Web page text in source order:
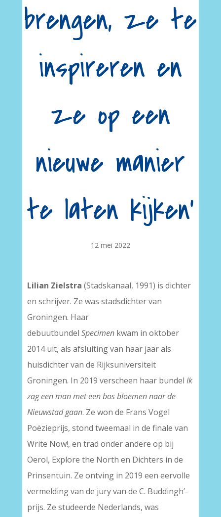
brengen, ze te
inspireren en
ze op een
nieuwe manier
te laten kijken’
12 mei 2022
Lilian Zielstra (Stadskanaal, 1991) is dichter
en schrijver. Ze was stadsdichter van
Groningen. Haar
debuutbundel Specimenkwam in oktober
2014 uit, als afsluiting van haar jaar als
huisdichter van de Rijksuniversiteit
Groningen. In 2019 verscheen haar bundel Ik
zag een man met een bos bloemen naar de
Nieuwstad gaan. Ze won de Frans Vogel
Poëzieprijs, stond tweemaal in de finale van
Write Now!, en trad onder andere op bij
Oerol, Explore the North en Dichters in de
Prinsentuin. Ze ontving in 2019 een eervolle
vermelding van de jury van de C. Buddingh’-
prijs. Ze studeerde Nederlands, was